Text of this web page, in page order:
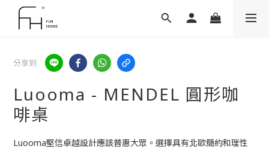
分享到
Luooma - MENDEL 圓形咖
啡桌
Luooma堅信卓越設計應該普惠大眾。選擇具有北歐簡約和理性